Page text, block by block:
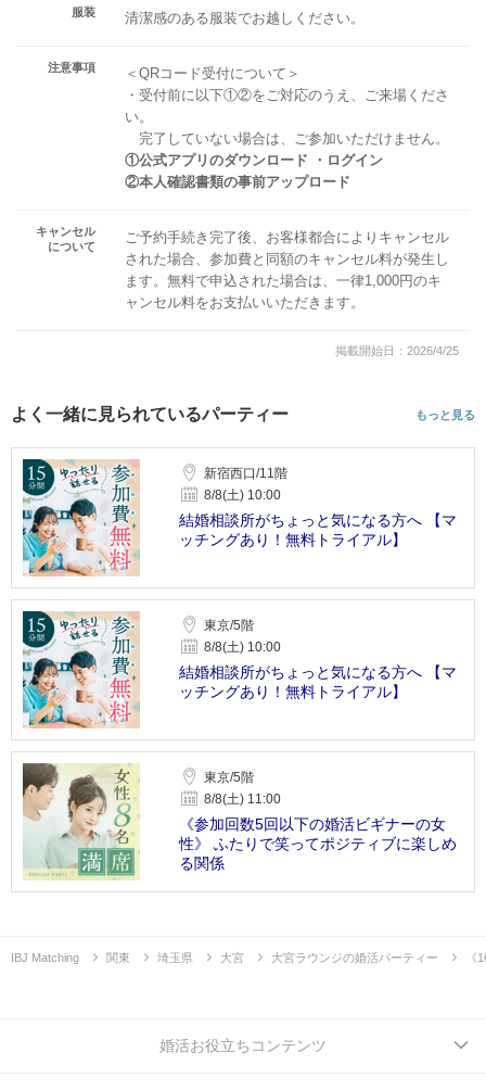
服装 清潔感のある服装でお越しください。
注意事項
＜QRコード受付について＞
・受付前に以下①②をご対応のうえ、ご来場くださ
い。
完了していない場合は、ご参加いただけません。
①公式アプリのダウンロード ・ログイン
②本人確認書類の事前アップロード
キャンセル
について
ご予約手続き完了後、お客様都合によりキャンセル
された場合、参加費と同額のキャンセル料が発生し
ます。無料で申込された場合は、一律1,000円のキ
ャンセル料をお支払いいただきます。
掲載開始日：2026/4/25
よく一緒に見られているパーティー もっと見る
新宿西口/11階
8/8(土) 10:00
結婚相談所がちょっと気になる方へ 【マ
ッチングあり！無料トライアル】
東京/5階
8/8(土) 10:00
結婚相談所がちょっと気になる方へ 【マ
ッチングあり！無料トライアル】
東京/5階
8/8(土) 11:00
《参加回数5回以下の婚活ビギナーの女
性》 ふたりで笑ってポジティブに楽しめ
る関係
IBJ Matching 関東 埼玉県 大宮 大宮ラウンジの婚活パーティー 《
婚活お役立ちコンテンツ